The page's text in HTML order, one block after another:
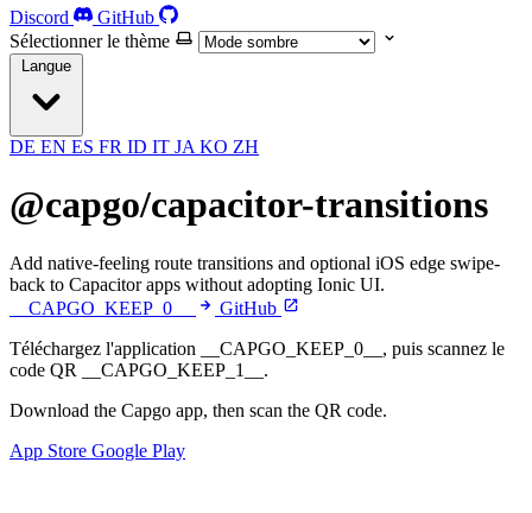
Discord
GitHub
Sélectionner le thème
Langue
DE EN ES FR ID IT JA KO ZH
@capgo/capacitor-transitions
Add native-feeling route transitions and optional iOS edge swipe-
back to Capacitor apps without adopting Ionic UI.
__CAPGO_KEEP_0__
GitHub
Téléchargez l'application __CAPGO_KEEP_0__, puis scannez le
code QR __CAPGO_KEEP_1__.
Download the Capgo app, then scan the QR code.
App Store Google Play